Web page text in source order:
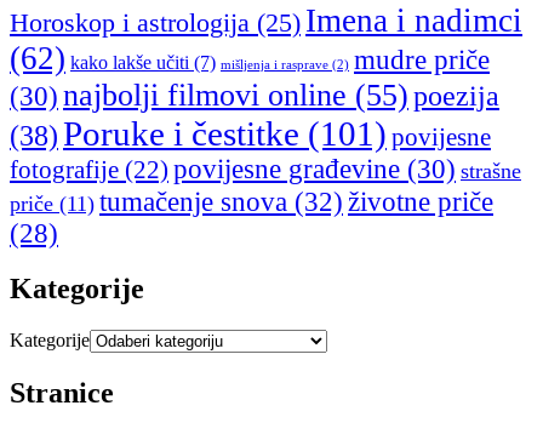
Horoskop i astrologija (25) Imena i nadimci
(62) kako lakše učiti (7) mišljenja i rasprave (2) mudre priče
(30) najbolji filmovi online (55)poezija
(38)Poruke i čestitke (101) povijesne
fotografije (22) povijesne građevine (30) strašne
priče (11) tumačenje snova (32) životne priče
(28)
Kategorije
Kategorije
Stranice